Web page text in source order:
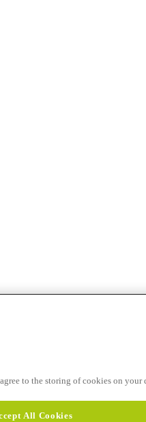
to the storing of cookies on your
All Cookies